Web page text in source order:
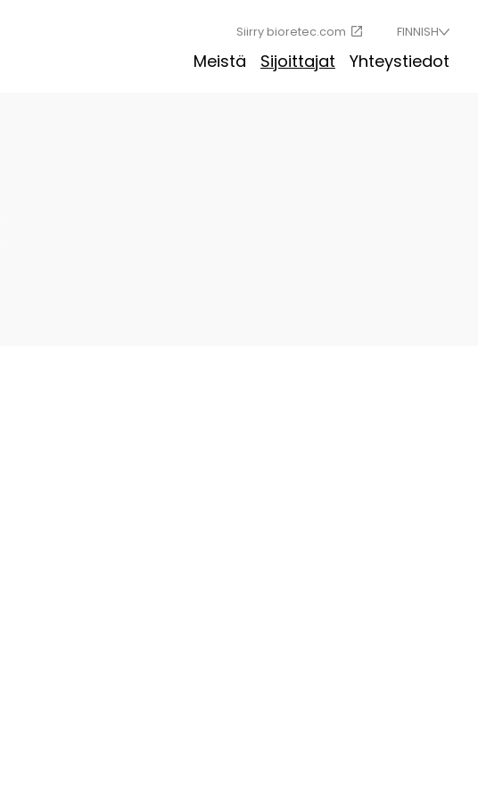
FINNISH
Siirry bioretec.com
Meistä Sijoittajat Yhteystiedot